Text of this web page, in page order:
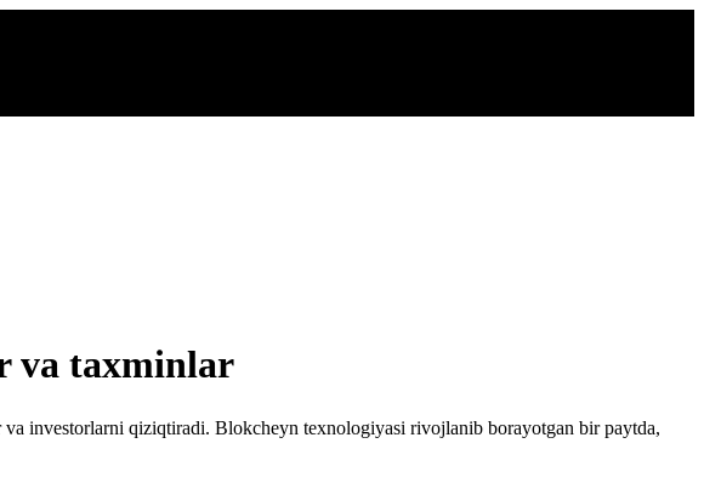
va taxminlar
investorlarni qiziqtiradi. Blokcheyn texnologiyasi rivojlanib borayotgan bir paytda,